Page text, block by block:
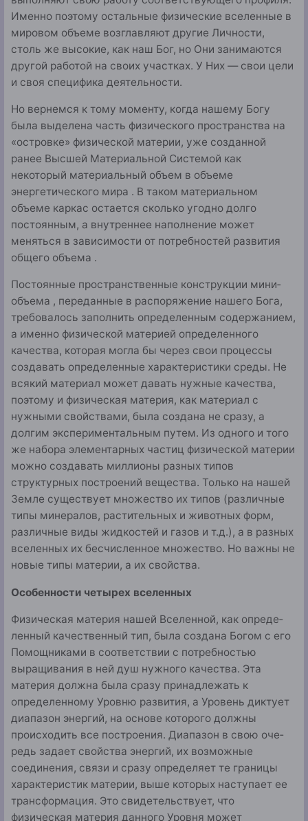
Именно поэ­тому остальные физические вселенные в
мировом объеме возглавляют другие Личности,
столь же высокие, как наш Бог, но Они занимаются
другой работой на своих участках. У Них — свои цели
и своя специфика деятельности.
Но вернемся к тому моменту, когда нашему Богу
была выделена часть физического пространства на
«островке» физической материи, уже созданной
ранее Высшей Материальной Системой как
некоторый матери­альный объем в объеме
энергетического мира . В таком материальном
объеме каркас остается сколько угодно долго
постоянным, а внутреннее наполне­ние может
меняться в зависимости от потребностей разви­тия
общего объема .
Постоянные пространственные конструкции мини­
объема , переданные в распоряжение нашего Бога,
тре­бовалось заполнить определенным содержанием,
а имен­но физической материей определенного
качества, которая могла бы через свои процессы
создавать определенные характеристики среды. Не
всякий материал может давать нужные качества,
поэтому и физическая материя, как ма­териал с
нужными свойствами, была создана не сразу, а
долгим экспериментальным путем. Из одного и того
же набора элементарных частиц физической материи
можно создавать миллионы разных типов
структурных построе­ний вещества. Только на нашей
Земле существует множес­тво их типов (различные
типы минералов, растительных и животных форм,
различные виды жидкостей и газов и т.д.), а в разных
вселенных их бесчисленное множество. Но важ­ны не
новые типы материи, а их свойства.
Особенности четырех вселенных
Физическая материя нашей Вселенной, как опреде­
ленный качественный тип, была создана Богом с его
По­мощниками в соответствии с потребностью
выращивания в ней душ нужного качества. Эта
материя должна была сразу принадлежать к
определенному Уровню развития, а Уровень диктует
диапазон энергий, на основе которого должны
происходить все построения. Диапазон в свою оче­
редь задает свойства энергий, их возможные
соединения, связи и сразу определяет те границы
характеристик мате­рии, выше которых наступает ее
трансформация. Это сви­детельствует, что
физическая материя данного Уровня может